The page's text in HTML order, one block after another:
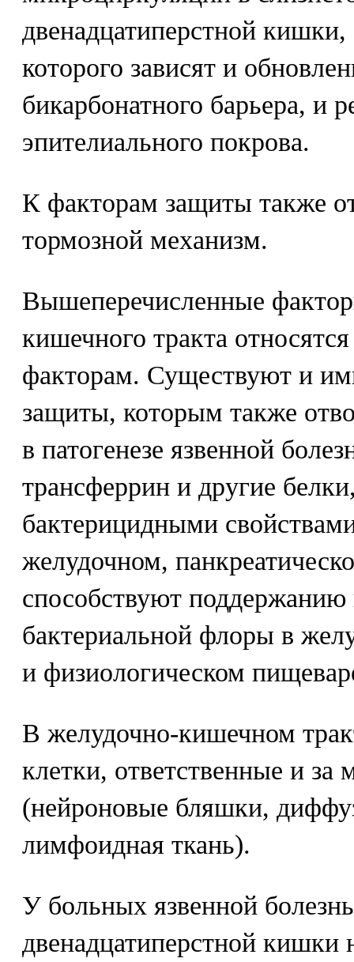
двенадцатиперстной кишки,
которого зависят и
бикарбонатного барьера, и
эпителиального покрова.
К факторам защиты также
тормозной механизм.
Вышеперечисленные
кишечного тракта
факторам. Существуют и
защиты, которым также
в патогенезе язвенной
трансферрин и другие
бактерицидными
желудочном,
способствуют
бактериальной флоры в
и физиологическом
В желудочно-кишечном
клетки, ответственные и
(нейроновые бляшки,
лимфоидная ткань).
У больных язвенной
двенадцатиперстной